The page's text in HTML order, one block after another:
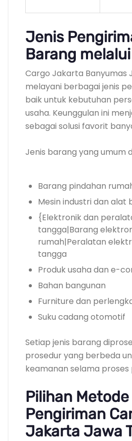
Jenis
Barang
Cargo Jakarta Banyumas
melayani berbagai jenis
baik untuk kebutuhan
usaha. Keunggulan ini
sebagai solusi favorit
Jenis barang yang umum
Barang pindahan
Mesin industri dan alat
{Elektronik dan
tangga|Barang
rumah|Peralatan
tangga
Produk usaha dan e-
Bahan bangunan
Furniture dan
Suku cadang otomotif
Setiap jenis barang
prosedur yang berbeda
keamanan selama proses
Pilihan Metode
Pengiriman
Jakarta Jawa